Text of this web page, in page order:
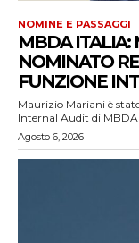
NOMINE E PASSAGGI
MBDA ITALIA:
NOMINATO
FUNZIONE
Maurizio Mariani è
Internal Audit di
Agosto 6, 2026